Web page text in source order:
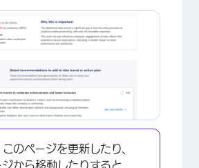
このページを更新したり、
から移動したりすると、